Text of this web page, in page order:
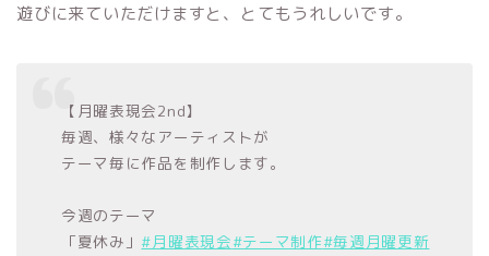
遊びに来ていただけますと、とてもうれしいです。
【月曜表現会2nd】
毎週、様々なアーティストが
テーマ毎に作品を制作します。
今週のテーマ
「夏休み」#月曜表現会#テーマ制作#毎週月曜更新